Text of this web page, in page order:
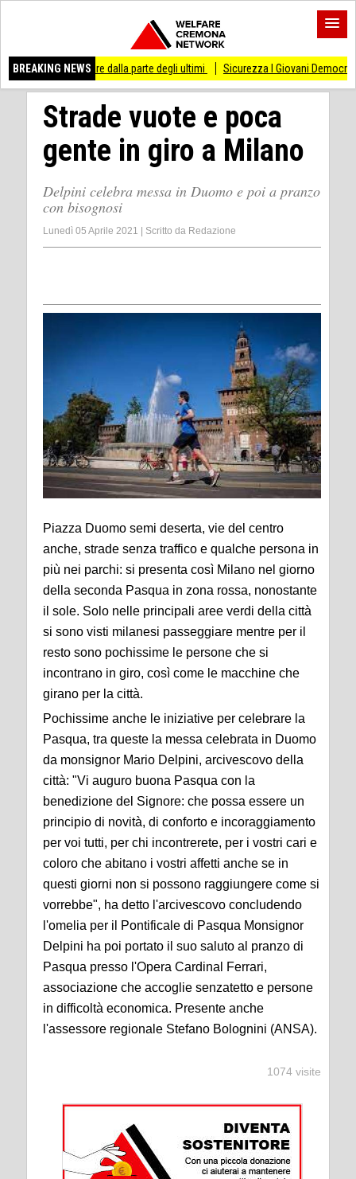
BREAKING NEWS
dalla parte degli ultimi Sicurezza I Giovani Democratici ribattono ai
Strade vuote e poca
gente in giro a Milano
Delpini celebra messa in Duomo e poi a pranzo
con bisognosi
Lunedì 05 Aprile 2021 Scritto da Redazione
Piazza Duomo semi deserta, vie del centro
anche, strade senza traffico e qualche persona in
più nei parchi: si presenta così Milano nel giorno
della seconda Pasqua in zona rossa, nonostante
il sole. Solo nelle principali aree verdi della città
si sono visti milanesi passeggiare mentre per il
resto sono pochissime le persone che si
incontrano in giro, così come le macchine che
girano per la città.
Pochissime anche le iniziative per celebrare la
Pasqua, tra queste la messa celebrata in Duomo
da monsignor Mario Delpini, arcivescovo della
città: "Vi auguro buona Pasqua con la
benedizione del Signore: che possa essere un
principio di novità, di conforto e incoraggiamento
per voi tutti, per chi incontrerete, per i vostri cari e
coloro che abitano i vostri affetti anche se in
questi giorni non si possono raggiungere come si
vorrebbe", ha detto l'arcivescovo concludendo
l'omelia per il Pontificale di Pasqua Monsignor
Delpini ha poi portato il suo saluto al pranzo di
Pasqua presso l'Opera Cardinal Ferrari,
associazione che accoglie senzatetto e persone
in difficoltà economica. Presente anche
l'assessore regionale Stefano Bolognini (ANSA).
1074 visite